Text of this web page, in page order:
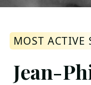
MOST ACTIVE
Jean-